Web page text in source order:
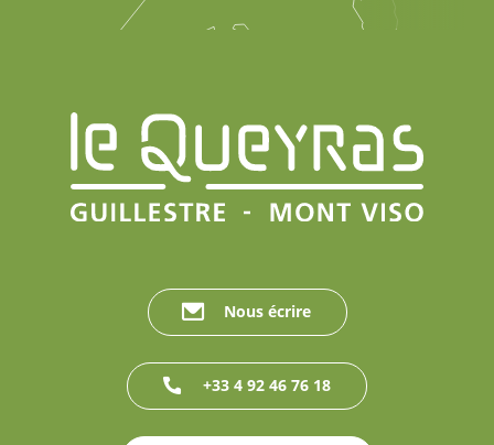
Nous écrire
+33 4 92 46 76 18